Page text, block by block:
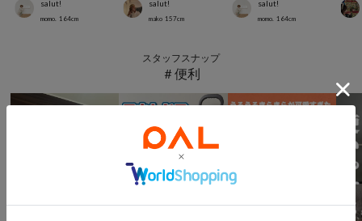
salut!
momo. 164cm
salut!
mako 157cm
salut!
momo. 164cm
スタッフスナップ
＃便利